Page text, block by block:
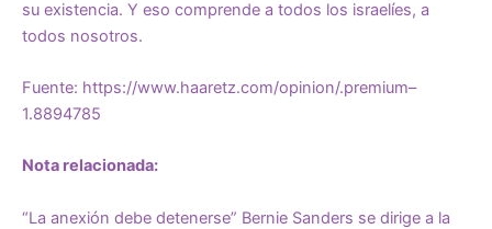
su existencia. Y eso comprende a todos los israelíes, a
todos nosotros.
Fuente: https://www.haaretz.com/opinion/.premium–
1.8894785
Nota relacionada:
“La anexión debe detenerse” Bernie Sanders se dirige a la